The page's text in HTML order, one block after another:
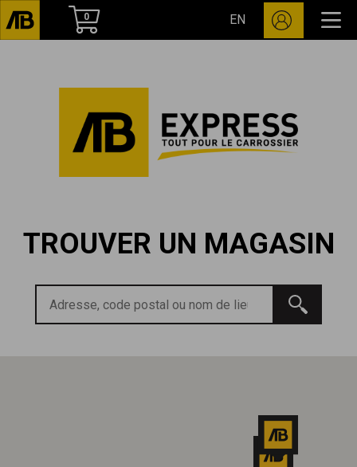
0 EN
TROUVER UN MAGASIN